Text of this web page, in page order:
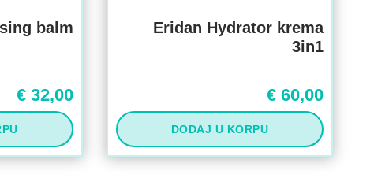
balm
€32,00
Eridan Hydrator krema
3in1
€ 60,00
DODAJ U KORPU